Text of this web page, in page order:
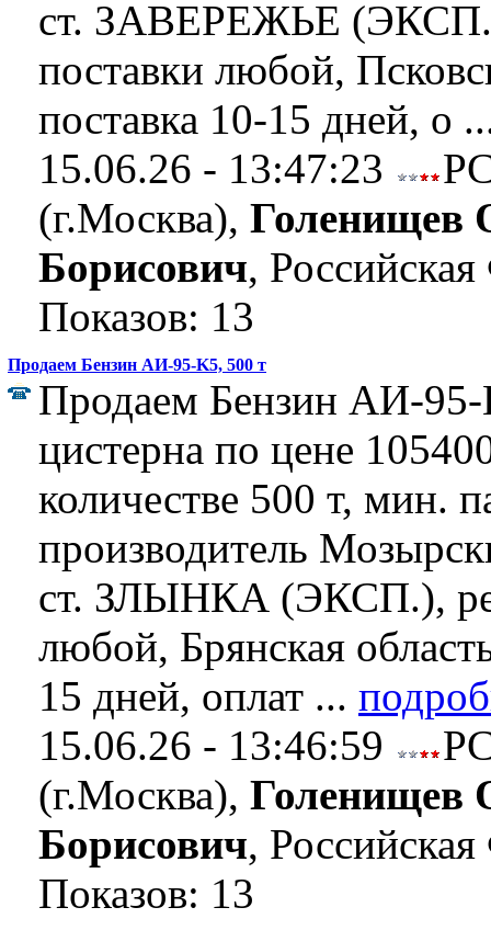
ст. ЗАВЕРЕЖЬЕ
поставки любой,
поставка 10-15 дней, о
15.06.26 - 13:47:23
(г.Москва), Голенищев
Борисович,
Показов: 13
Продаем Бензин АИ-95-K5, 500 т
Продаем Бензин АИ-
цистерна по цене
количестве 500 т, мин.
производитель
ст. ЗЛЫНКА (ЭКСП.),
любой, Брянская
15 дней, оплат ...
15.06.26 - 13:46:59
(г.Москва), Голенищев
Борисович,
Показов: 13